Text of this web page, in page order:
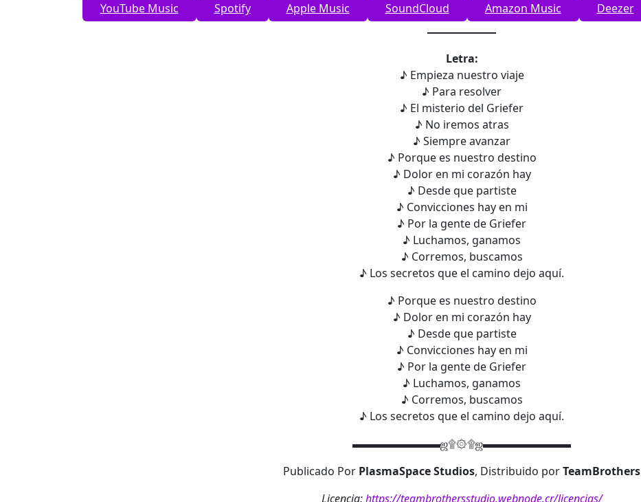
YouTube Music Spotify Apple Music SoundCloud Amazon Music Deezer
Letra:
♪ Empieza nuestro viaje
♪ Para resolver
♪ El misterio del Griefer
♪ No iremos atras
♪ Siempre avanzar
♪ Porque es nuestro destino
♪ Dolor en mi corazón hay
♪ Desde que partiste
♪ Convicciones hay en mi
♪ Por la gente de Griefer
♪ Luchamos, ganamos
♪ Corremos, buscamos
♪ Los secretos que el camino dejo aquí.
♪ Porque es nuestro destino
♪ Dolor en mi corazón hay
♪ Desde que partiste
♪ Convicciones hay en mi
♪ Por la gente de Griefer
♪ Luchamos, ganamos
♪ Corremos, buscamos
♪ Los secretos que el camino dejo aquí.
▬▬▬▬▬▬▬▬ஜ۩۞۩ஜ▬▬▬▬▬▬▬▬
Publicado Por PlasmaSpace Studios, Distribuido porTeamBrothers
Licencia:https://teambrothersstudio.webnode.cr/licencias/